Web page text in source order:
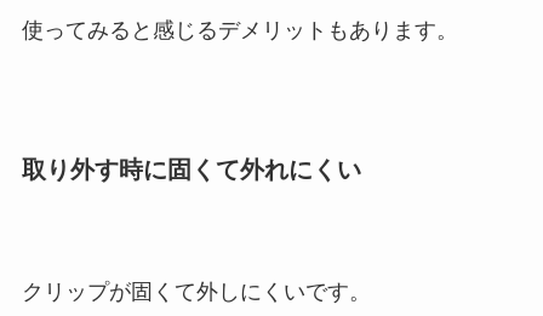
使ってみると感じるデメリットもあります。
取り外す時に固くて外れにくい
クリップが固くて外しにくいです。